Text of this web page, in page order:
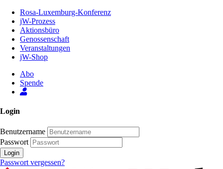
Inhalt
Seite
Rosa-Luxemburg-Konferenz
jW-Prozess
Aktionsbüro
Genossenschaft
Veranstaltungen
jW-Shop
Abo
Spende
Login
Benutzername
Passwort
Login
Passwort vergessen?